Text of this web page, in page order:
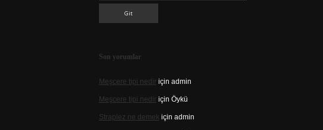
Son yorumlar
Meşcere tipi nediriçin admin
Meşcere tipi nediriçin Öykü
Straplez ne demek için admin